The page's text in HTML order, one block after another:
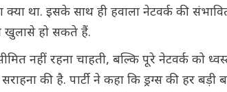
था. इसके साथ ही हवाला नेटवर्क की
खुलासे हो सकते हैं.
नहीं रहना चाहती, बल्कि पूरे नेटवर्क को
की है. पार्टी ने कहा कि ड्रग्स की हर